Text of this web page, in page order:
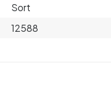
Sort
12588